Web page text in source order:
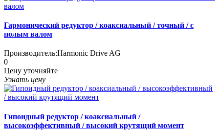
Гармонический редуктор / коаксиальный / точный / с
полым валом
Производитель:Harmonic Drive AG
0
Цену уточняйте
Узнать цену
Гипоидный редуктор / коаксиальный /
высокоэффективный / высокий крутящий момент